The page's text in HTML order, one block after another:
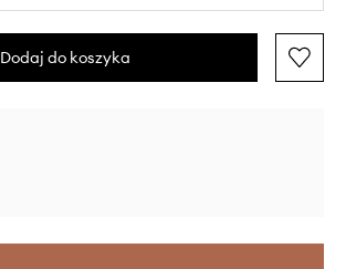
Dodaj do koszyka